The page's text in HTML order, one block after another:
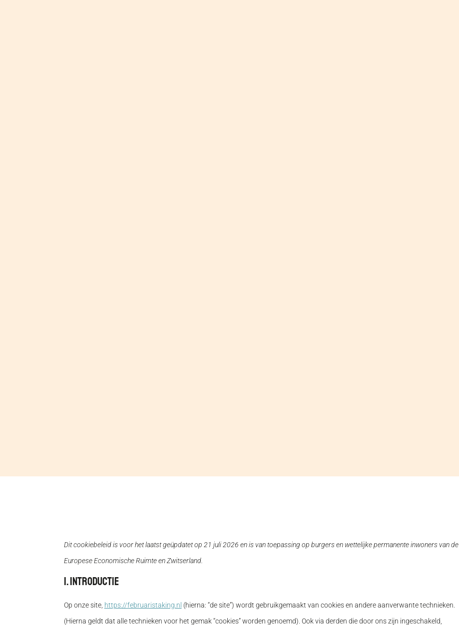
Dit cookiebeleid is voor het laatst geüpdatet op 21 juli 2026 en is van toepassing op burgers en wettelijke permanente inwoners van de
Europese Economische Ruimte en Zwitserland.
1. Introductie
Op onze site, https://februaristaking.nl (hierna: “de site”) wordt gebruikgemaakt van cookies en andere aanverwante technieken.
(Hierna geldt dat alle technieken voor het gemak “cookies” worden genoemd). Ook via derden die door ons zijn ingeschakeld,